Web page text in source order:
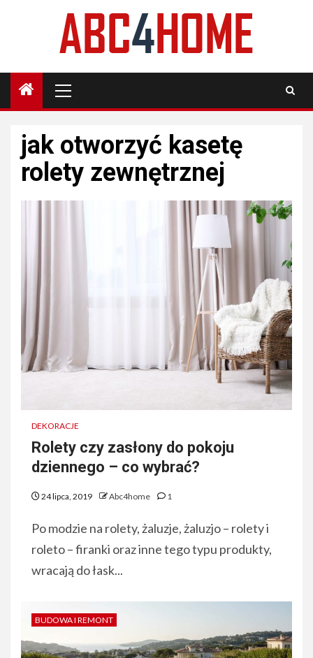
Menu
jak otworzyć kasetę
rolety zewnętrznej
DEKORACJE
Rolety czy zasłony do pokoju
dziennego – co wybrać?
24 lipca, 2019 Abc4home 1
Po modzie na rolety, żaluzje, żaluzjo – rolety i
roleto – firanki oraz inne tego typu produkty,
wracają do łask...
BUDOWA I REMONT